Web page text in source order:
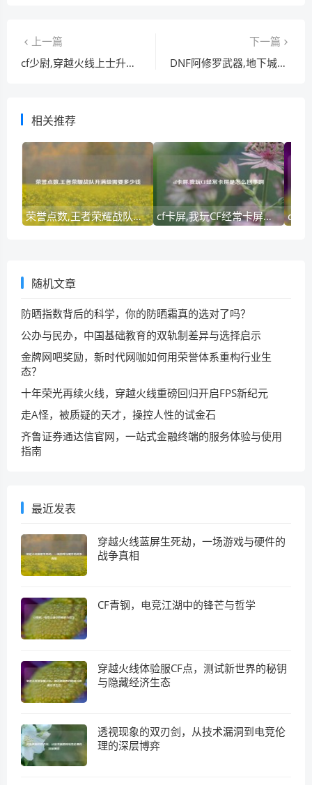
上一篇
cf少尉,穿越火线上士升少尉需要多少经验
下一篇
DNF阿修罗武器,地下城手游阿修罗带什么武器破碎
相关推荐
荣誉点数,王者荣耀战队升满级需要多少钱 cf卡屏,我玩CF经常卡屏是怎么回事啊
随机文章
防晒指数背后的科学，你的防晒霜真的选对了吗？
公办与民办，中国基础教育的双轨制差异与选择启示
金牌网吧奖励，新时代网咖如何用荣誉体系重构行业生
态？
十年荣光再续火线，穿越火线重磅回归开启FPS新纪元
走A怪，被质疑的天才，操控人性的试金石
齐鲁证券通达信官网，一站式金融终端的服务体验与使用
指南
最近发表
穿越火线蓝屏生死劫，一场游戏与硬件的
战争真相
CF青钢，电竞江湖中的锋芒与哲学
穿越火线体验服CF点，测试新世界的秘钥
与隐藏经济生态
透视现象的双刃剑，从技术漏洞到电竞伦
理的深层博弈